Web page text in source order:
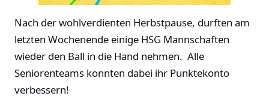
Nach der wohlverdienten Herbstpause, durften am
letzten Wochenende einige HSG Mannschaften
wieder den Ball in die Hand nehmen. Alle
Seniorenteams konnten dabei ihr Punktekonto
verbessern!